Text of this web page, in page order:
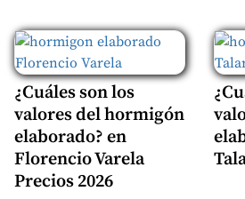
¿Cuáles son los
valores del hormigón
elaborado? en
Florencio Varela
Precios 2026